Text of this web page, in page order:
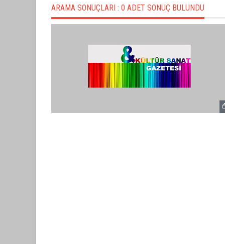
ARAMA SONUÇLARI : 0 ADET SONUÇ BULUNDU